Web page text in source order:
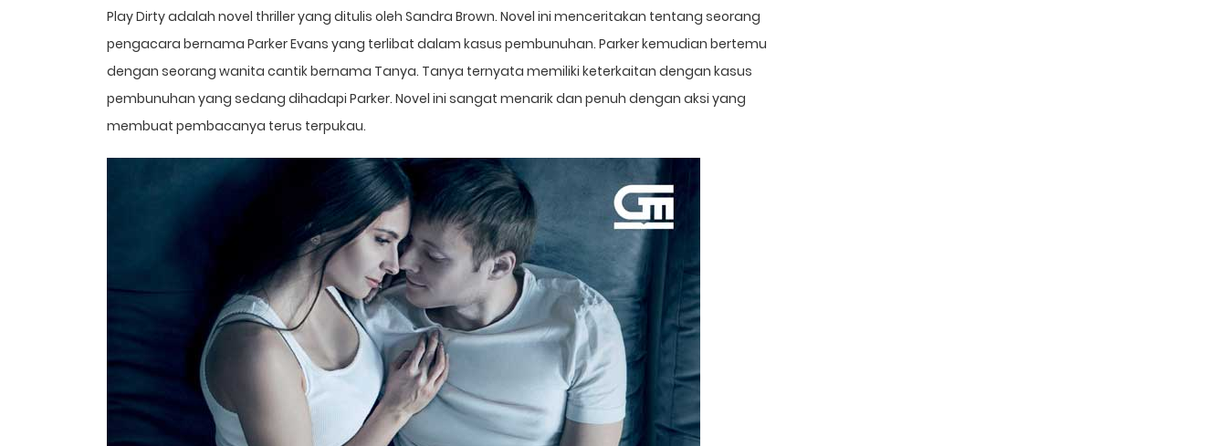
Play Dirty adalah novel thriller yang ditulis oleh Sandra Brown. Novel ini menceritakan tentang seorang
pengacara bernama Parker Evans yang terlibat dalam kasus pembunuhan. Parker kemudian bertemu
dengan seorang wanita cantik bernama Tanya. Tanya ternyata memiliki keterkaitan dengan kasus
pembunuhan yang sedang dihadapi Parker. Novel ini sangat menarik dan penuh dengan aksi yang
membuat pembacanya terus terpukau.